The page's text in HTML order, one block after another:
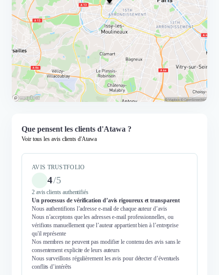
Que pensent les clients d'Atawa ?
Voir tous les avis clients d'Atawa
AVIS TRUSTFOLIO
4/5
2 avis clients authentifiés
Un processus de vérification d’avis rigoureux et transparent
Nous authentifions l’adresse e-mail de chaque auteur d’avis
Nous n’acceptons que les adresses e-mail professionnelles, ou
vérifions manuellement que l’auteur appartient bien à l’entreprise
qu'il représente
Nos membres ne peuvent pas modifier le contenu des avis sans le
consentement explicite de leurs auteurs
Nous surveillons régulièrement les avis pour détecter d’éventuels
conflits d’intérêts